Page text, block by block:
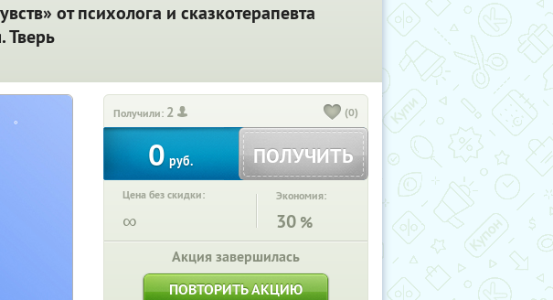
от психолога и сказкотерапевта
Тверь
Получили: 2 (0)
0 руб. ПОЛУЧИТЬ
Цена без скидки:
∞
Экономия:
30 %
Акция завершилась
ПОВТОРИТЬ АКЦИЮ